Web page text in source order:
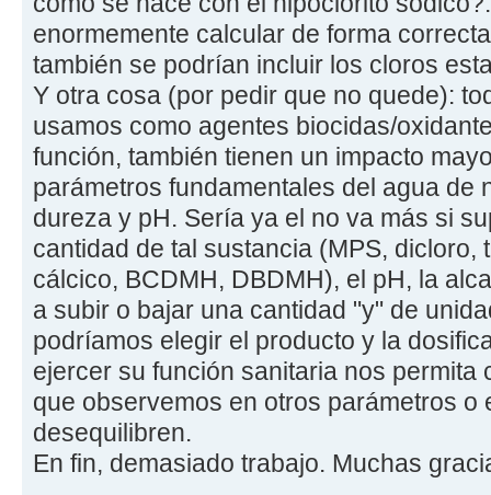
enormemente calcular de forma
también se podrían incluir los cloros
Y otra cosa (por pedir que no quede):
usamos como agentes biocidas/
función, también tienen un impacto
parámetros fundamentales del agua de
dureza y pH. Sería ya el no va más si
cantidad de tal sustancia (MPS, dicloro,
cálcico, BCDMH, DBDMH), el pH, la
a subir o bajar una cantidad "y" de
podríamos elegir el producto y la
ejercer su función sanitaria nos permita
que observemos en otros parámetros o
desequilibren.
En fin, demasiado trabajo. Muchas